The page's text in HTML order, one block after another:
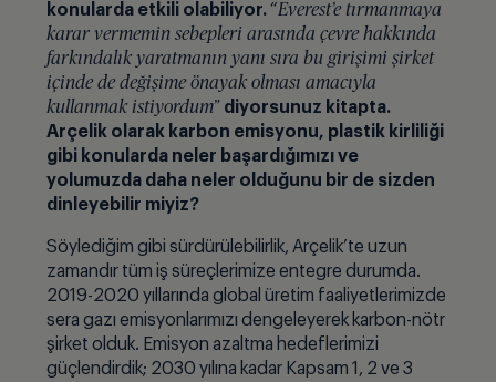
konularda etkili olabiliyor. “Everest’e tırmanmaya
karar vermemin sebepleri arasında çevre hakkında
farkındalık yaratmanın yanı sıra bu girişimi şirket
içinde de değişime önayak olması amacıyla
kullanmak istiyordum” diyorsunuz kitapta.
Arçelik olarak karbon emisyonu, plastik kirliliği
gibi konularda neler başardığımızı ve
yolumuzda daha neler olduğunu bir de sizden
dinleyebilir miyiz?
Söylediğim gibi sürdürülebilirlik, Arçelik’te uzun
zamandır tüm iş süreçlerimize entegre durumda.
2019-2020 yıllarında global üretim faaliyetlerimizde
sera gazı emisyonlarımızı dengeleyerek karbon-nötr
şirket olduk. Emisyon azaltma hedeflerimizi
güçlendirdik; 2030 yılına kadar Kapsam 1, 2 ve 3